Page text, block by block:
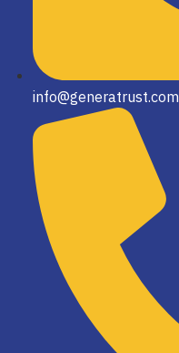
info@generatrust.com